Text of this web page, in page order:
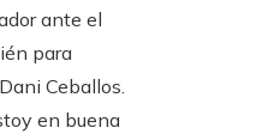
ante el
para
Ceballos.
en buena